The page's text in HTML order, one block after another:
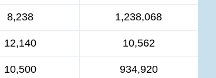
8,238 1,238,068
12,140 10,562
10,500 934,920